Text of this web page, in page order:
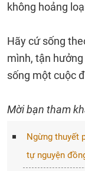
không hoảng
Hãy cứ sống
mình, tận
sống một cuộc
Mời bạn tham
Ngừng thuyết
tự nguyện